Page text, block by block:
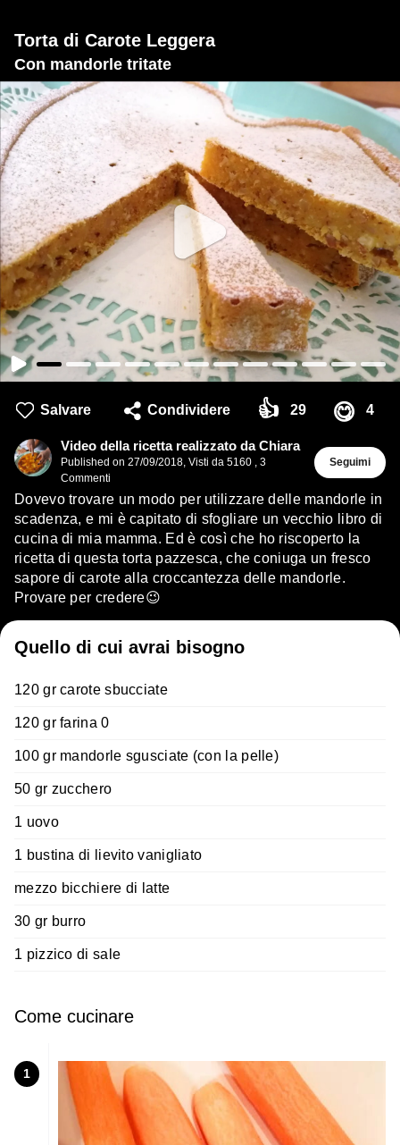
Torta di Carote Leggera
Con mandorle tritate
Salvare Condividere 👍 29 😋 4
Video della ricetta realizzato da Chiara
Published on 27/09/2018, Visti da 5160 , 3
Commenti
Seguimi
Dovevo trovare un modo per utilizzare delle mandorle in
scadenza, e mi è capitato di sfogliare un vecchio libro di
cucina di mia mamma. Ed è così che ho riscoperto la
ricetta di questa torta pazzesca, che coniuga un fresco
sapore di carote alla croccantezza delle mandorle.
Provare per credere😉
Quello di cui avrai bisogno
120 gr carote sbucciate
120 gr farina 0
100 gr mandorle sgusciate (con la pelle)
50 gr zucchero
1 uovo
1 bustina di lievito vanigliato
mezzo bicchiere di latte
30 gr burro
1 pizzico di sale
Come cucinare
1